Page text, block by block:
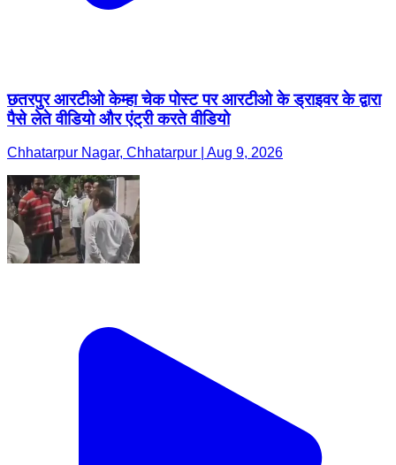
छतरपुर आरटीओ केम्हा चेक पोस्ट पर आरटीओ के ड्राइवर के द्वारा
पैसे लेते वीडियो और एंट्री करते वीडियो
Chhatarpur Nagar, Chhatarpur | Aug 9, 2026